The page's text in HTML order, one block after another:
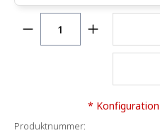
Produkt Anzahl: Gib
*
Produktnummer: